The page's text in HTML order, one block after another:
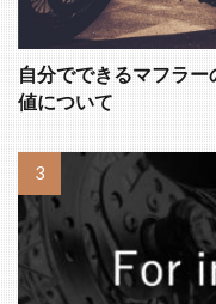
自分でできるマフラ
値について